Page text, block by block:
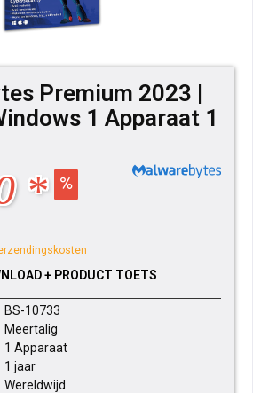
Premium 2023 |
1 Apparaat 1
*
+ PRODUCT TOETS
BS-10733
Meertalig
1 Apparaat
1 jaar
Wereldwijd